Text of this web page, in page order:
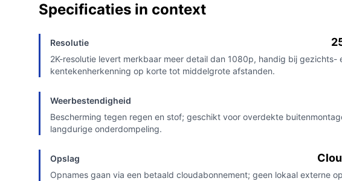
Specificaties in context
Resolutie
2K-resolutie levert merkbaar meer detail dan 1080p, handig bij gezichts-
kentekenherkenning op korte tot middelgrote afstanden.
Weerbestendigheid
Bescherming tegen regen en stof; geschikt voor overdekte
langdurige onderdompeling.
Opslag
Opnames gaan via een betaald cloudabonnement; geen lokaal externe